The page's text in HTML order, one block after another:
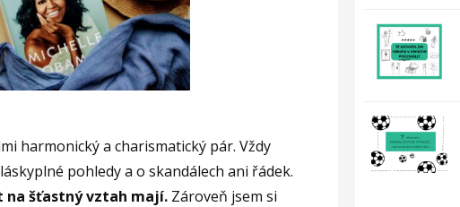
harmonický a charismatický pár. Vždy
pohledy a o skandálech ani řádek.
šťastný vztah mají. Zároveň jsem si